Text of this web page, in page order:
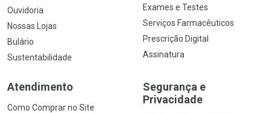
Ouvidoria
Nossas Lojas
Bulário
Sustentabilidade
Exames e Testes
Serviços Farmacêuticos
Prescrição Digital
Assinatura
Atendimento
Como Comprar no Site
Segurança e
Privacidade